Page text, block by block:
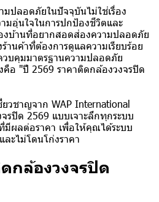
ปลอดภัยในปัจจุบันไม่ใช่เรื่อง
อุ่นใจในการปกป้องชีวิตและ
งบ้านที่อยากสอดส่องความปลอดภัย
านค้าที่ต้องการดูแลความเรียบร้อย
วบคุมมาตรฐานความปลอดภัย
อ "ปี 2569 ราคาติดกล้องวงจรปิด
วชาญจาก WAP International
รปิด 2569 แบบเจาะลึกทุกระบบ
ผลต่อราคา เพื่อให้คุณได้ระบบ
ะไม่โดนโก่งราคา
กล้องวงจรปิด